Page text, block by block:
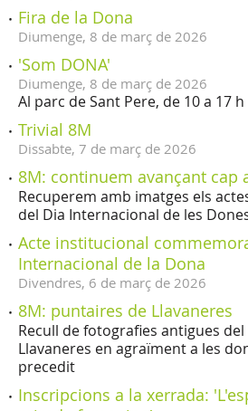
Fira de la Dona
Diumenge, 8 de març de 2026
'Som DONA'
Diumenge, 8 de març de 2026
Al parc de Sant Pere, de 10 a 17 h
Trivial 8M
Dissabte, 7 de març de 2026
8M: continuem avançant cap
Recuperem amb imatges els
del Dia Internacional de les
Acte institucional
Internacional de la Dona
Divendres, 6 de març de 2026
8M: puntaires de Llavaneres
Recull de fotografies antigues
Llavaneres en agraïment a les
precedit
Inscripcions a la xerrada: